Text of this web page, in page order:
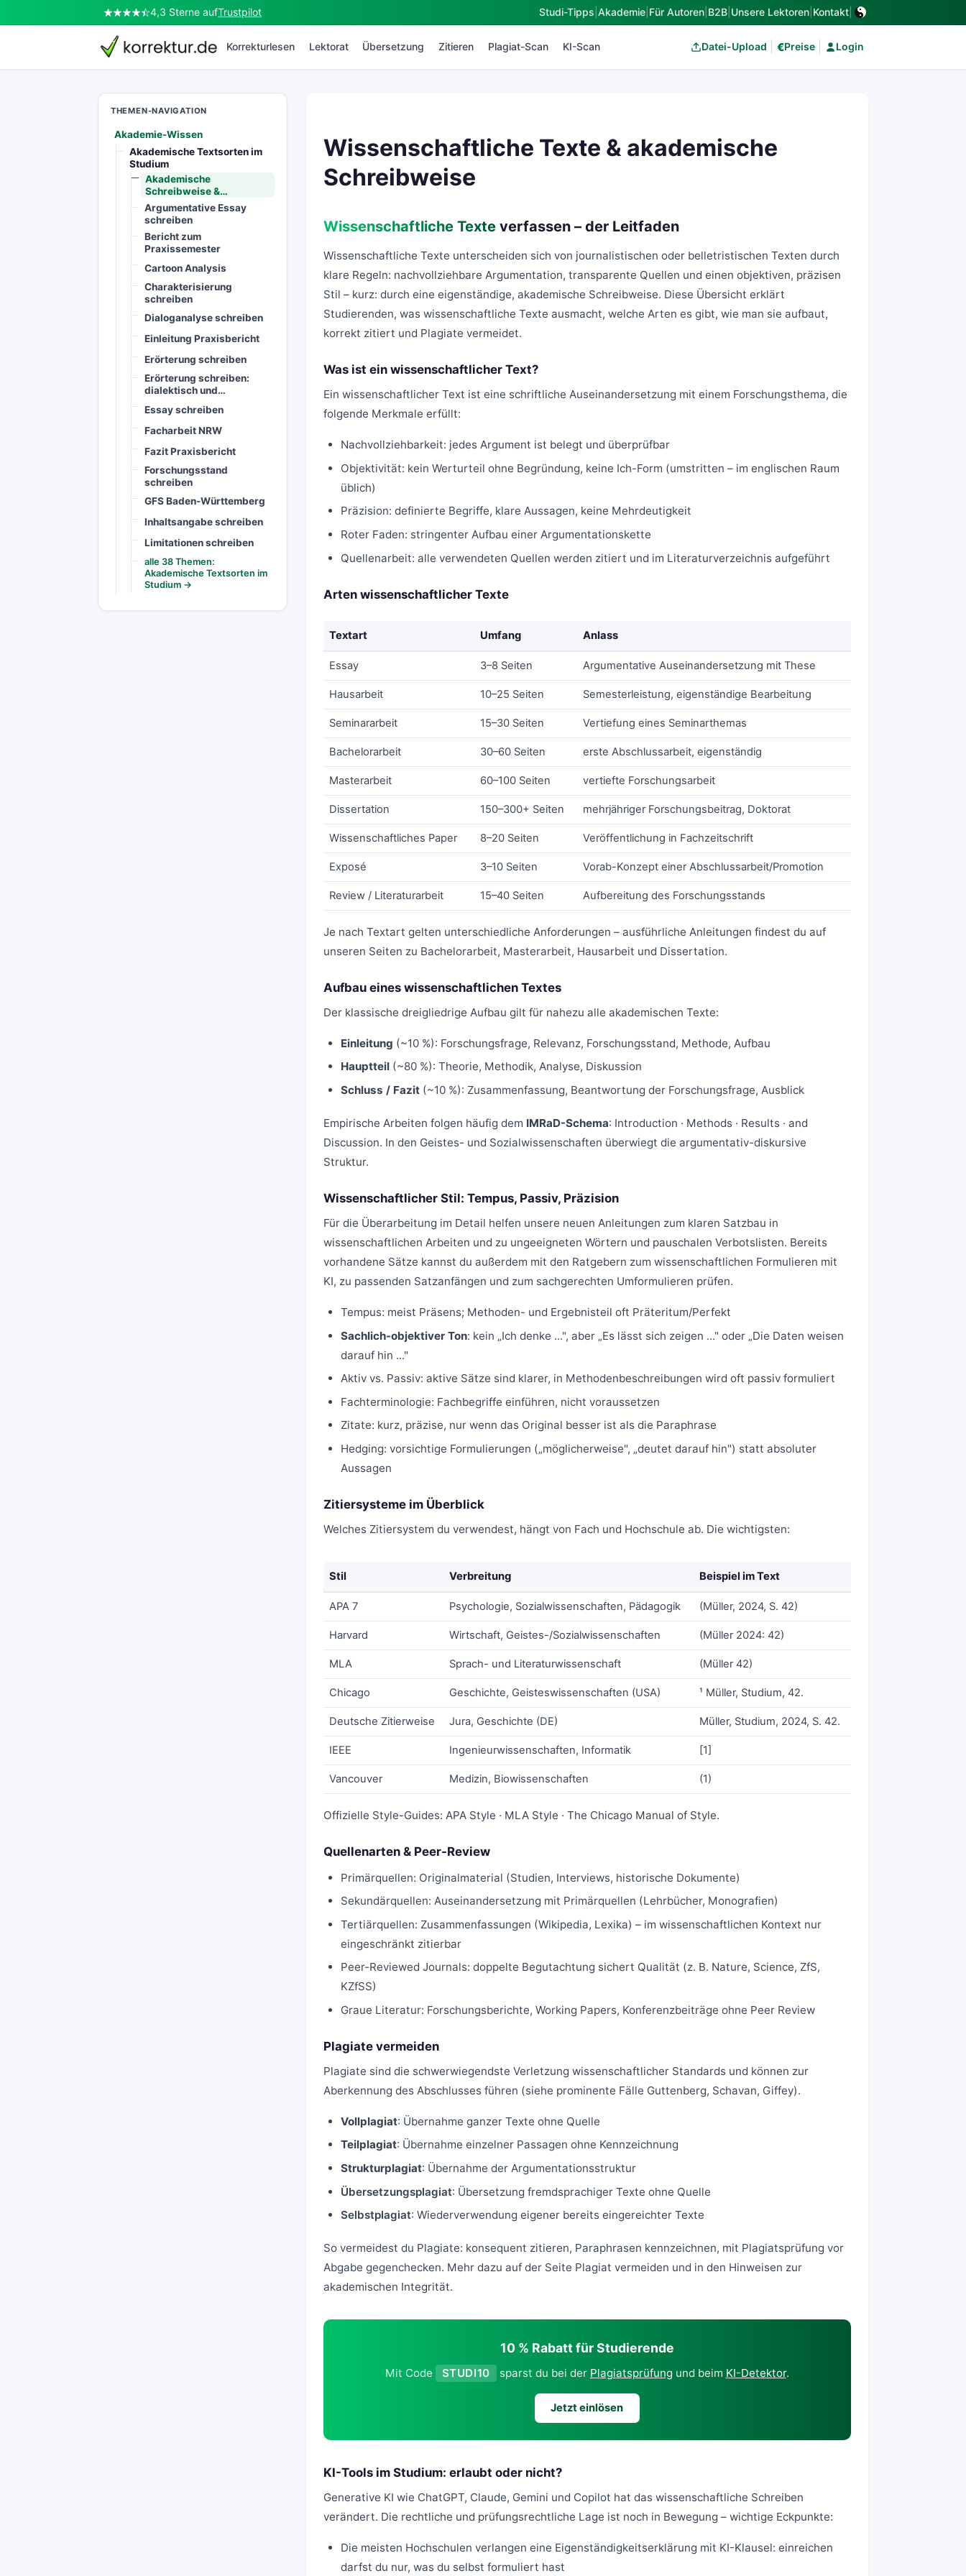
4,3 Sterne aufTrustpilot Studi-Tipps Akademie Für Autoren B2B Unsere Lektoren Kontakt
Korrekturlesen Lektorat Übersetzung Zitieren Plagiat-Scan KI-Scan Datei-Upload €Preise Login
THEMEN-NAVIGATION
Akademie-Wissen
Akademische Textsorten im
Studium
Akademische
Schreibweise &…
Argumentative Essay
schreiben
Bericht zum
Praxissemester
Cartoon Analysis
Charakterisierung
schreiben
Dialoganalyse schreiben
Einleitung Praxisbericht
Erörterung schreiben
Erörterung schreiben:
dialektisch und…
Essay schreiben
Facharbeit NRW
Fazit Praxisbericht
Forschungsstand
schreiben
GFS Baden-Württemberg
Inhaltsangabe schreiben
Limitationen schreiben
alle 38 Themen:
Akademische Textsorten im
Studium →
Wissenschaftliche Texte & akademische
Schreibweise
Wissenschaftliche Texteverfassen – der Leitfaden
Wissenschaftliche Texte unterscheiden sich von journalistischen oder belletristischen Texten durch
klare Regeln: nachvollziehbare Argumentation, transparente Quellen und einen objektiven, präzisen
Stil – kurz: durch eine eigenständige, akademische Schreibweise. Diese Übersicht erklärt
Studierenden, was wissenschaftliche Texte ausmacht, welche Arten es gibt, wie man sie aufbaut,
korrekt zitiert und Plagiate vermeidet.
Was ist ein wissenschaftlicher Text?
Ein wissenschaftlicher Text ist eine schriftliche Auseinandersetzung mit einem Forschungsthema, die
folgende Merkmale erfüllt:
Nachvollziehbarkeit: jedes Argument ist belegt und überprüfbar
Objektivität: kein Werturteil ohne Begründung, keine Ich-Form (umstritten – im englischen Raum
üblich)
Präzision: definierte Begriffe, klare Aussagen, keine Mehrdeutigkeit
Roter Faden: stringenter Aufbau einer Argumentationskette
Quellenarbeit: alle verwendeten Quellen werden zitiert und im Literaturverzeichnis aufgeführt
Arten wissenschaftlicher Texte
Textart Umfang Anlass
Essay 3–8 Seiten Argumentative Auseinandersetzung mit These
Hausarbeit 10–25 Seiten Semesterleistung, eigenständige Bearbeitung
Seminararbeit 15–30 Seiten Vertiefung eines Seminarthemas
Bachelorarbeit 30–60 Seiten erste Abschlussarbeit, eigenständig
Masterarbeit 60–100 Seiten vertiefte Forschungsarbeit
Dissertation 150–300+ Seiten mehrjähriger Forschungsbeitrag, Doktorat
Wissenschaftliches Paper 8–20 Seiten Veröffentlichung in Fachzeitschrift
Exposé 3–10 Seiten Vorab-Konzept einer Abschlussarbeit/Promotion
Review / Literaturarbeit 15–40 Seiten Aufbereitung des Forschungsstands
Je nach Textart gelten unterschiedliche Anforderungen – ausführliche Anleitungen findest du auf
unseren Seiten zu Bachelorarbeit, Masterarbeit, Hausarbeit und Dissertation.
Aufbau eines wissenschaftlichen Textes
Der klassische dreigliedrige Aufbau gilt für nahezu alle akademischen Texte:
Einleitung (~10 %): Forschungsfrage, Relevanz, Forschungsstand, Methode, Aufbau
Hauptteil(~80 %): Theorie, Methodik, Analyse, Diskussion
Schluss / Fazit(~10 %): Zusammenfassung, Beantwortung der Forschungsfrage, Ausblick
Empirische Arbeiten folgen häufig dem IMRaD-Schema: Introduction · Methods · Results · and
Discussion. In den Geistes- und Sozialwissenschaften überwiegt die argumentativ-diskursive
Struktur.
Wissenschaftlicher Stil: Tempus, Passiv, Präzision
Für die Überarbeitung im Detail helfen unsere neuen Anleitungen zum klaren Satzbau in
wissenschaftlichen Arbeiten und zu ungeeigneten Wörtern und pauschalen Verbotslisten. Bereits
vorhandene Sätze kannst du außerdem mit den Ratgebern zum wissenschaftlichen Formulieren mit
KI, zu passenden Satzanfängen und zum sachgerechten Umformulieren prüfen.
Tempus: meist Präsens; Methoden- und Ergebnisteil oft Präteritum/Perfekt
Sachlich-objektiver Ton: kein „Ich denke ...", aber „Es lässt sich zeigen ..." oder „Die Daten weisen
darauf hin ..."
Aktiv vs. Passiv: aktive Sätze sind klarer, in Methodenbeschreibungen wird oft passiv formuliert
Fachterminologie: Fachbegriffe einführen, nicht voraussetzen
Zitate: kurz, präzise, nur wenn das Original besser ist als die Paraphrase
Hedging: vorsichtige Formulierungen („möglicherweise", „deutet darauf hin") statt absoluter
Aussagen
Zitiersysteme im Überblick
Welches Zitiersystem du verwendest, hängt von Fach und Hochschule ab. Die wichtigsten:
Stil Verbreitung Beispiel im Text
APA 7 Psychologie, Sozialwissenschaften, Pädagogik (Müller, 2024, S. 42)
Harvard Wirtschaft, Geistes-/Sozialwissenschaften (Müller 2024: 42)
MLA Sprach- und Literaturwissenschaft (Müller 42)
Chicago Geschichte, Geisteswissenschaften (USA) ¹ Müller, Studium, 42.
Deutsche Zitierweise Jura, Geschichte (DE) Müller, Studium, 2024, S. 42.
IEEE Ingenieurwissenschaften, Informatik [1]
Vancouver Medizin, Biowissenschaften (1)
Offizielle Style-Guides: APA Style · MLA Style · The Chicago Manual of Style.
Quellenarten & Peer-Review
Primärquellen: Originalmaterial (Studien, Interviews, historische Dokumente)
Sekundärquellen: Auseinandersetzung mit Primärquellen (Lehrbücher, Monografien)
Tertiärquellen: Zusammenfassungen (Wikipedia, Lexika) – im wissenschaftlichen Kontext nur
eingeschränkt zitierbar
Peer-Reviewed Journals: doppelte Begutachtung sichert Qualität (z. B. Nature, Science, ZfS,
KZfSS)
Graue Literatur: Forschungsberichte, Working Papers, Konferenzbeiträge ohne Peer Review
Plagiate vermeiden
Plagiate sind die schwerwiegendste Verletzung wissenschaftlicher Standards und können zur
Aberkennung des Abschlusses führen (siehe prominente Fälle Guttenberg, Schavan, Giffey).
Vollplagiat: Übernahme ganzer Texte ohne Quelle
Teilplagiat: Übernahme einzelner Passagen ohne Kennzeichnung
Strukturplagiat: Übernahme der Argumentationsstruktur
Übersetzungsplagiat: Übersetzung fremdsprachiger Texte ohne Quelle
Selbstplagiat: Wiederverwendung eigener bereits eingereichter Texte
So vermeidest du Plagiate: konsequent zitieren, Paraphrasen kennzeichnen, mit Plagiatsprüfung vor
Abgabe gegenchecken. Mehr dazu auf der Seite Plagiat vermeiden und in den Hinweisen zur
akademischen Integrität.
10 % Rabatt für Studierende
Mit Code STUDI10 sparst du bei der Plagiatsprüfung und beim KI-Detektor.
Jetzt einlösen
KI-Tools im Studium: erlaubt oder nicht?
Generative KI wie ChatGPT, Claude, Gemini und Copilot hat das wissenschaftliche Schreiben
verändert. Die rechtliche und prüfungsrechtliche Lage ist noch in Bewegung – wichtige Eckpunkte:
Die meisten Hochschulen verlangen eine Eigenständigkeitserklärung mit KI-Klausel: einreichen
darfst du nur, was du selbst formuliert hast